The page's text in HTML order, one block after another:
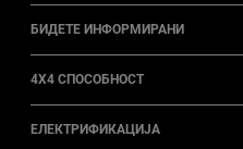
БИДЕТЕ ИНФОРМИРАНИ
4X4 СПОСОБНОСТ
ЕЛЕКТРИФИКАЦИЈА